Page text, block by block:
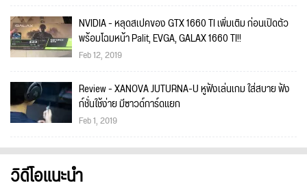
NVIDIA - หลุดสเปคของ GTX 1660 TI เพิ่มเติม ก่อนเปิดตัว
พร้อมโฉมหน้า Palit, EVGA, GALAX 1660 TI!!
Feb 12, 2019
Review - XANOVA JUTURNA-U หูฟังเล่นเกม ใส่สบาย ฟัง
ก์ชั่นใช้ง่าย มีซาวด์การ์ดแยก
Feb 1, 2019